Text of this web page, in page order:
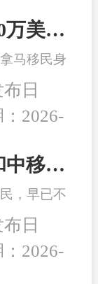
业迎来新
展机遇。
会以“破
”为主
吸引了来
球几十个
的数千位
使领馆代
移民局长
建一
交流、合
30万美元买房送巴拿马永居：高性价比、税务规划、入籍大揭秘！
马移民身
始受到很
户的青
究其原因
比、宽松
的子女教
亲民的生
本、明确
籍路径
日
：2026-
和中移民：2026年最适合办理移民身份的6个国家
，早已不
“我想去
，而是：
身份能不
日
：2026-